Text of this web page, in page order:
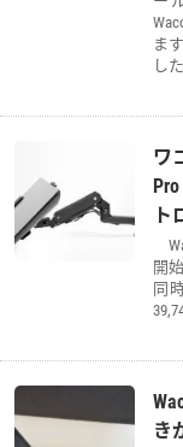
ま
した
ワ
ト
開
同
き